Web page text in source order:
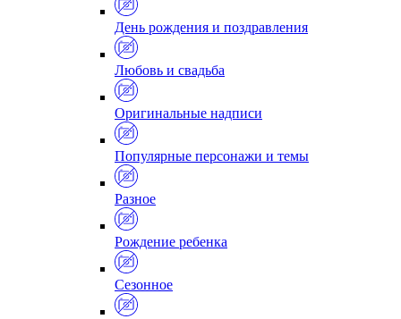
День рождения и поздравления
Любовь и свадьба
Оригинальные надписи
Популярные персонажи и темы
Разное
Рождение ребенка
Сезонное